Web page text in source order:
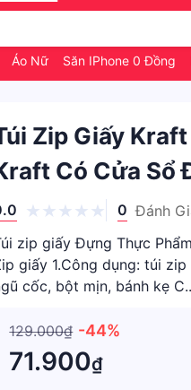
Áo Nữ Săn IPhone 0 Đồng
Zip Giấy
Có Cửa Sổ
0 Đánh
zip giấy Đựng Thực
giấy 1.Công dụng: túi
cốc, bột mịn, bánh kẹ
129.000₫ -44%
71.900₫